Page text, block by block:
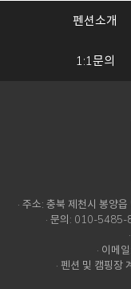
펜션소개
1:1문의
· 주소: 충북 제천시 봉양
· 문의: 010-
· 이메
· 펜션 및 캠핑